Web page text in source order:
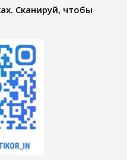
Сканируй, чтобы